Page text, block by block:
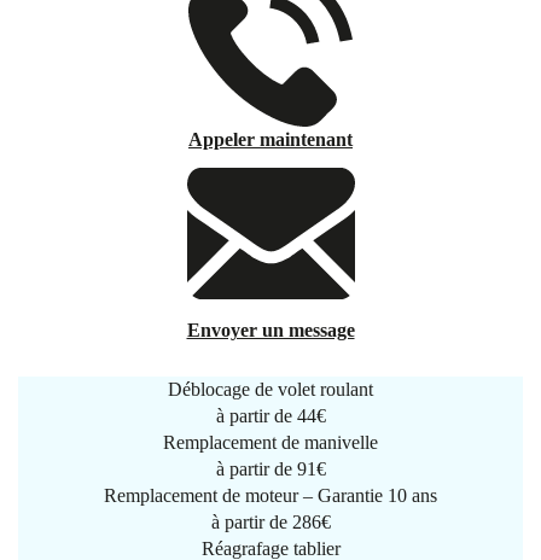
Appeler maintenant
Envoyer un message
Déblocage de volet roulant
à partir de 44€
Remplacement de manivelle
à partir de 91€
Remplacement de moteur – Garantie 10 ans
à partir de 286€
Réagrafage tablier